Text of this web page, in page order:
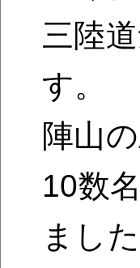
三陸
す。
陣山
10数
ました